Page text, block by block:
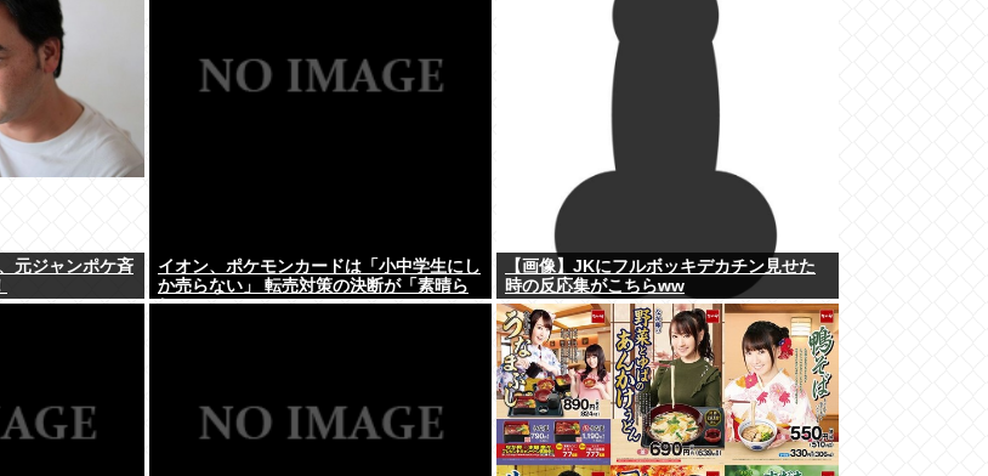
元ジャンポケ斉
イオン、ポケモンカードは「小中学生にし
か売らない」 転売対策の決断が「素晴ら
しい」
【画像】JKにフルボッキデカチン見せた
時の反応集がこちらww